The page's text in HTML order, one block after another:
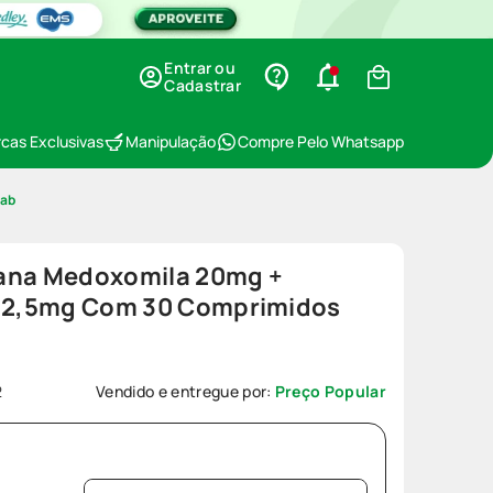
Entrar ou
Cadastrar
Exclusivas Manipulação Compre Pelo Whatsapp
Medoxomila 20mg +
Com 30 Comprimidos
Vendido e entregue por: Preço Popular